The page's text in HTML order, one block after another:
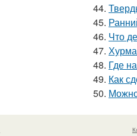
44.
45.
46. Что
47.
48. Где
49. Как
50.